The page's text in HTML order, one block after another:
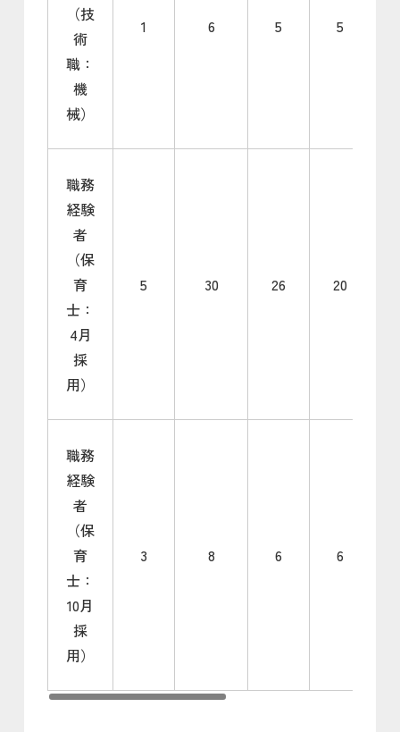
（技
術
職：
機
械）
1 6 5 5
職務
経験
者
（保
育
士：
4月
採
用）
5 30 26 20
職務
経験
者
（保
育
士：
10月
採
用）
3 8 6 6